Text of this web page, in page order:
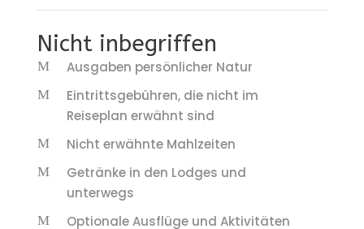
Nicht inbegriffen
Ausgaben persönlicher Natur
Eintrittsgebühren, die nicht im
Reiseplan erwähnt sind
Nicht erwähnte Mahlzeiten
Getränke in den Lodges und
unterwegs
Optionale Ausflüge und Aktivitäten